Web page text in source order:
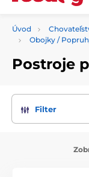
Úvod
Obojky /
Postroje
Filter